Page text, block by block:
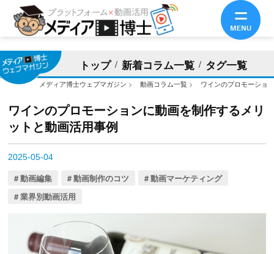
トップ 新着コラム一覧 タグ一覧
メディア博士ウェブマガジン > 動画コラム一覧 > ワインのプロモーショ
ワインのプロモーションに動画を制作するメリ
ットと動画活用事例
2025-05-04
動画編集 動画制作のコツ
動画マーケティング
業界別動画活用